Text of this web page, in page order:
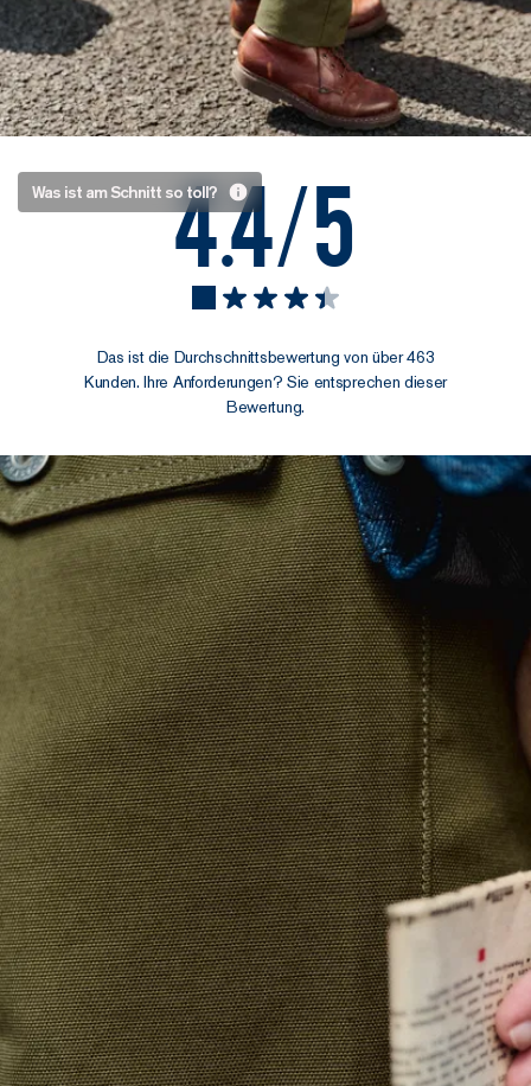
Was ist am Schnitt so toll?
Die Solide
Hose
Wir wollten das
Arbeitskleidung,
aber mit einer
modernen
Silhouette. Das
Ergebnis? Ein
gerader Schnitt,
der sich nach
unten minimal
verjüngt – weder
maßgeschneidert
noch baggy,
sondern genau
richtig.
Aber hier gibt es
nicht nur klare
Linien, sondern
auch echten
Komfort. Das
Geheimnis ist
eine Prise
Elastan, durch
4.4/5
Das ist die Durchschnittsbewertung von über 463
Kunden. Ihre Anforderungen? Sie entsprechen dieser
Bewertung.